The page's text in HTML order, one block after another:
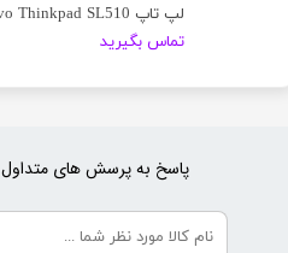
لپ تاپ lenovo Thinkpad SL510
تماس بگیرید
پاسخ به پرسش های متداول